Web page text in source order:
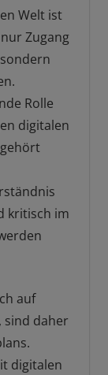
Welt ist
Zugang
Rolle
digitalen
kritisch im
auf
sind daher
digitalen